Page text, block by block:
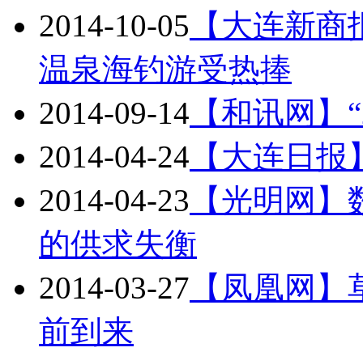
2014-10-05 【大连新
温泉海钓游受热捧
2014-09-14 【和讯网
2014-04-24 【大连日
2014-04-23 【光明网
的供求失衡
2014-03-27 【凤凰网
前到来